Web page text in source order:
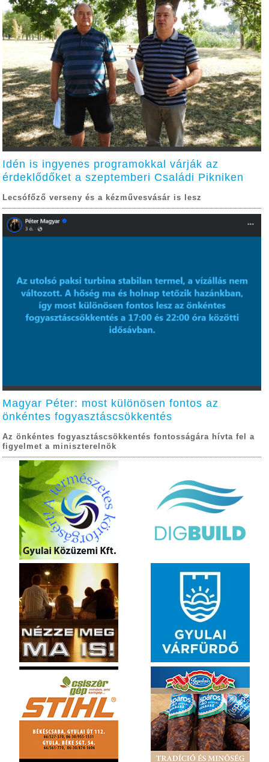
Idén is ingyenes programokkal várják az
érdeklődőket a szeptemberi Családi Pikniken
Lecsófőző verseny és a kézművesvásár is lesz
Magyar Péter: most különösen fontos az
önkéntes fogyasztáscsökkentés
Az önkéntes fogyasztáscsökkentés fontosságára hívta fel a
figyelmet a miniszterelnök